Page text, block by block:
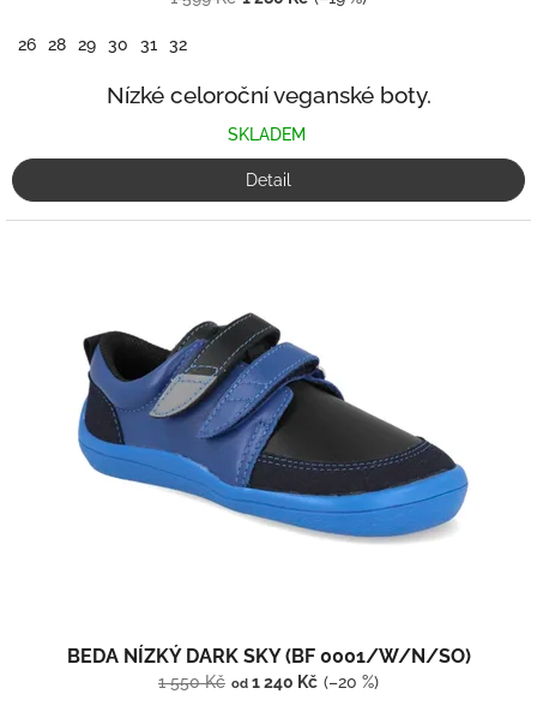
26 28 29 30 31 32
Nízké celoroční veganské boty.
SKLADEM
Detail
BEDA NÍZKÝ DARK SKY (BF 0001/W/N/SO)
1 550 Kč od 1 240 Kč (–20 %)